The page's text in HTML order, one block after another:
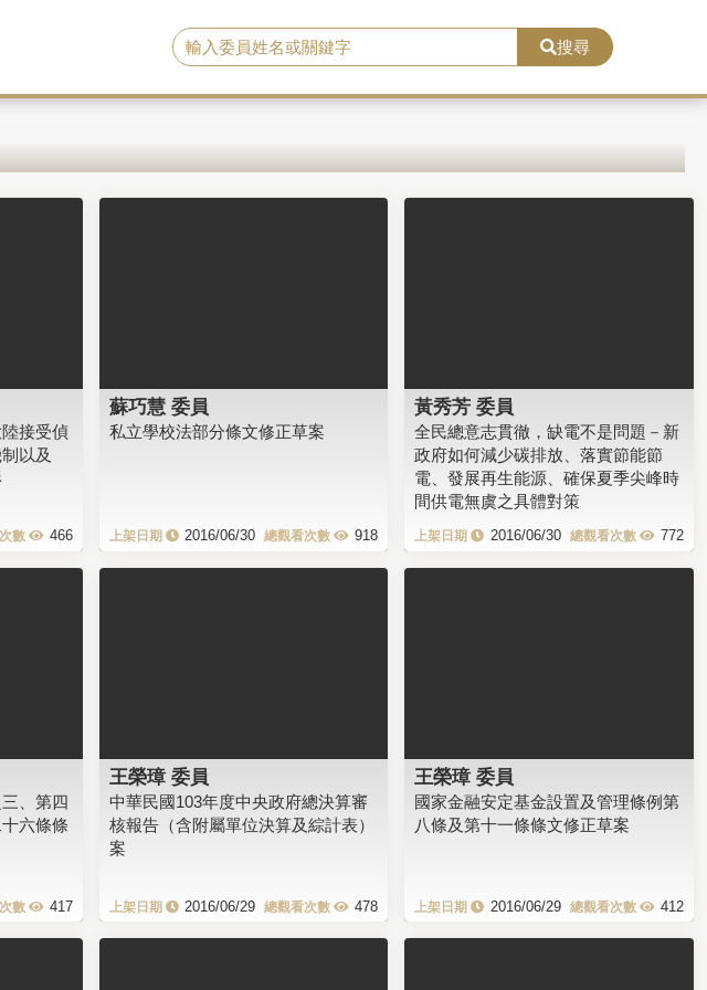
搜尋
接受偵
以及
466
蘇巧慧 委員
私立學校法部分條文修正草案
2016/06/30 918
黃秀芳 委員
全民總意志貫徹，缺電不是問題－新
政府如何減少碳排放、落實節能節
電、發展再生能源、確保夏季尖峰時
間供電無虞之具體對策
2016/06/30 772
、第四
六條條
417
王榮璋 委員
中華民國103年度中央政府總決算審
核報告（含附屬單位決算及綜計表）
案
2016/06/29 478
王榮璋 委員
國家金融安定基金設置及管理條例第
八條及第十一條條文修正草案
2016/06/29 412